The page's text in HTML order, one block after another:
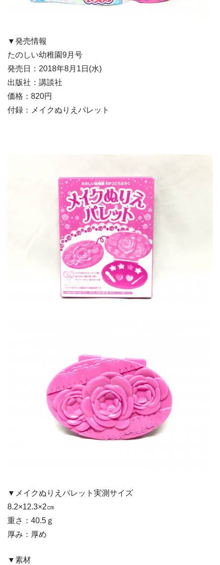
▼発売情報
たのしい幼稚園9月号
発売日：2018年8月1日(水)
出版社：講談社
価格：820円
付録：メイクぬりえパレット
▼メイクぬりえパレット実測サイズ
8.2×12.3×2㎝
重さ：40.5ｇ
厚み：厚め
▼素材